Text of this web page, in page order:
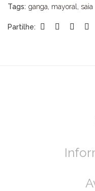
Tags: ganga, mayoral , saia
Partilhe: